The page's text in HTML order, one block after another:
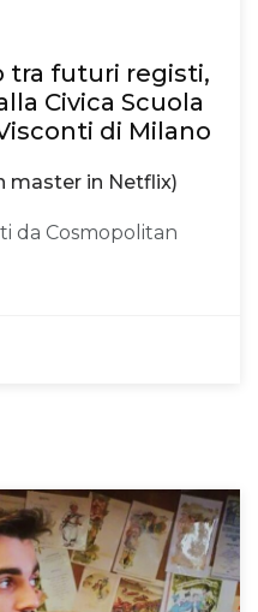
tra futuri registi,
Civica Scuola
di Milano
master in Netflix)
da Cosmopolitan